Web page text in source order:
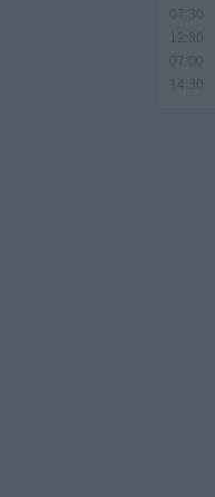
07:30
12:30
07:00
14:30